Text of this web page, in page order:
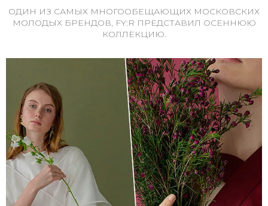
ОДИН ИЗ САМЫХ МНОГООБЕЩАЮЩИХ МОСКОВСКИХ
МОЛОДЫХ БРЕНДОВ, FY:R ПРЕДСТАВИЛ ОСЕННЮЮ
КОЛЛЕКЦИЮ.